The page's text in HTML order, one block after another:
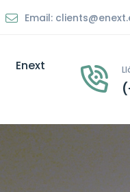
Email:
Enext